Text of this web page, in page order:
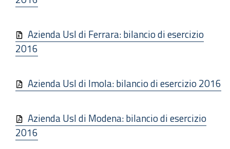
Azienda Usl di Ferrara: bilancio di esercizio
2016
Azienda Usl di Imola: bilancio di esercizio 2016
Azienda Usl di Modena: bilancio di esercizio
2016